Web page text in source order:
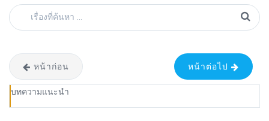
หน้าก่อน หน้าต่อไป
บทความแนะนำ